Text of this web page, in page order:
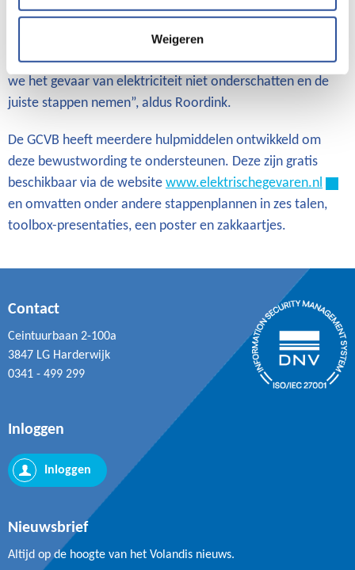
Weigeren
rondom elektrische gevaren in de bouw. Door de hele
sector bewuster te maken van deze risico’s, willen ze de
kans op incidenten helpen verkleinen. “Het gaat erom dat
we het gevaar van elektriciteit niet onderschatten en de
juiste stappen nemen”, aldus Roordink.
De GCVB heeft meerdere hulpmiddelen ontwikkeld om
deze bewustwording te ondersteunen. Deze zijn gratis
beschikbaar via de website www.elektrischegevaren.nl
en omvatten onder andere stappenplannen in zes talen,
toolbox-presentaties, een poster en zakkaartjes.
Contact
Ceintuurbaan 2-100a
3847 LG Harderwijk
0341 - 499 299
Nieuwsbrief
Altijd op de hoogte van het Volandis nieuws.
Inloggen
Inloggen